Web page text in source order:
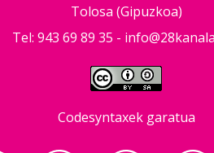
Tolosa (Gipuzkoa)
Tel: 943 69 89 35 -
Codesyntaxek garatua